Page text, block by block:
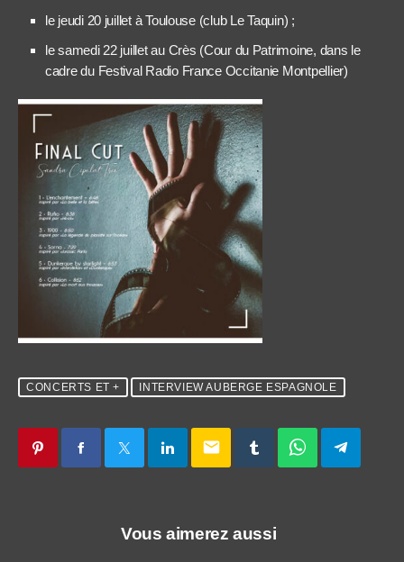
le jeudi 20 juillet à Toulouse (club Le Taquin) ;
le samedi 22 juillet au Crès (Cour du Patrimoine, dans le
cadre du Festival Radio France Occitanie Montpellier)
CONCERTS ET + INTERVIEW AUBERGE ESPAGNOLE
email
Vous aimerez aussi